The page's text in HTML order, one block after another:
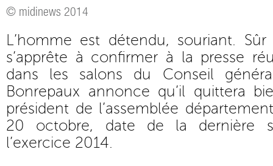
© midinews 2014
L’homme est détendu, souriant.
s’apprête à confirmer à la presse
dans les salons du Conseil
Bonrepaux annonce qu’il quittera
président de l’assemblée
20 octobre, date de la dernière
l’exercice 2014.